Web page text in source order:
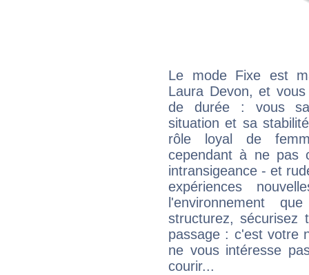
Le mode Fixe est
Laura Devon, et
de durée : vous
situation et sa
rôle loyal de
cependant à ne pas
intransigeance - et
expériences
l'environnement
structurez, sécurisez
passage : c'est votre
ne vous intéresse
courir...